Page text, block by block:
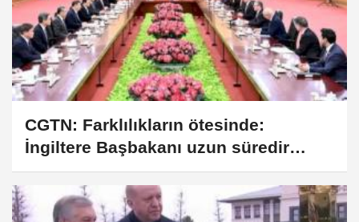
CGTN: Farklılıkların ötesinde:
İngiltere Başbakanı uzun süredir
beklenen Çin ziyaretini neden 'devasa
bir fırsat' olarak tanımlıyor?